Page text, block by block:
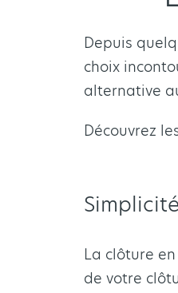
Depuis
choix
alternative
Découvrez
La clôture
de votre